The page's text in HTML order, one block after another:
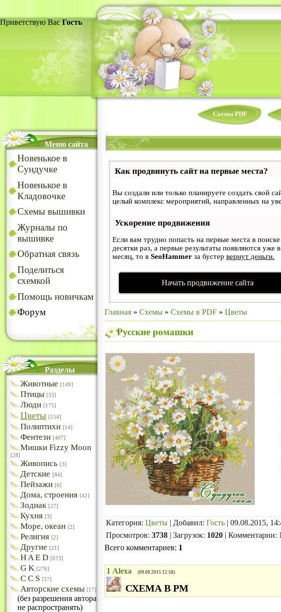
Приветствую Вас Гость
Схемы PDF
Меню сайта
Новенькое в
Сундучке
Новенькое в
Кладовочке
Схемы вышивки
Журналы по
вышивке
Обратная связь
Поделиться
схемкой
Помощь новичкам
Форум
Разделы
Животные [149]
Птицы [33]
Люди [175]
Цветы [154]
Полиптихи [14]
Фентези [407]
Мишки Fizzy Moon
[28]
Живопись [3]
Детские [84]
Пейзажи [6]
Дома, строения [42]
Зодиак [27]
Кухня [3]
Море, океан [2]
Религия [2]
Другие [21]
H A E D [673]
G K [276]
C C S [57]
Авторские схемы [17]
(без разрешения автора
не распространять)
Как продвинуть сайт на первые места?
Вы создали или только планируете создать свой
целый комплекс мероприятий, направленных на
Ускорение продвижения
Если вам трудно попасть на первые места в
десятки раз, а первые результаты появляются
месяц, то в SeoHammer за бустер вернут деньги.
Начать продвижение сайта
Главная » Схемы » Схемы в PDF » Цветы
Русские ромашки
Категория: Цветы | Добавил: Гость | 09.08.2015,
Просмотров: 3738 | Загрузок: 1020 | Комментарии:
Всего комментариев: 1
1 Alexa (09.08.2015 12:58)
СХЕМА В РМ